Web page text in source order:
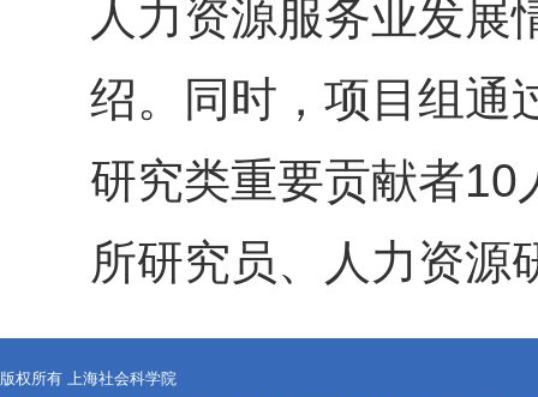
人力资源服务业发展
绍。同时，项目组通
研究类重要贡献者10
所研究员、人力资源
版权所有 上海社会科学院